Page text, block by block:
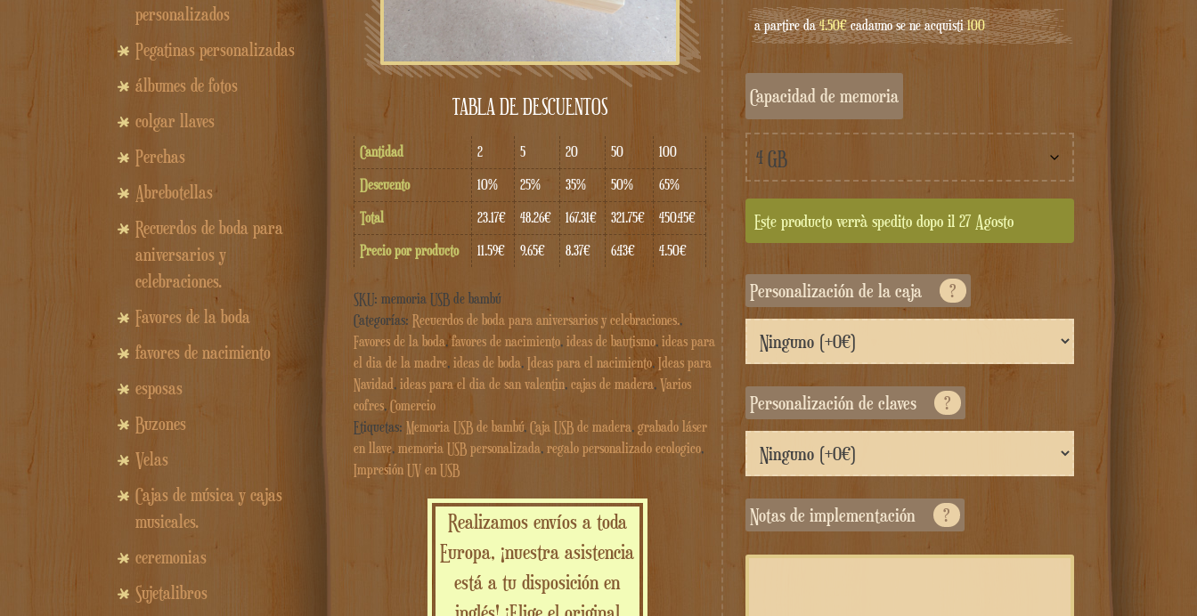
TABLA DE DESCUENTOS
Cantidad 2 5 20 50
100
Descuento
10% 25% 35% 50%
65%
Total
23.17€ 48.26€ 167.31€ 321.75€
450.45€
Precio por producto
11.59€ 9.65€ 8.37€ 6.43€ 4.50€
SKU: memoria USB de bambú
Categorías: Recuerdos de boda para aniversarios y celebraciones.,
Favores de la boda,favores de nacimiento, ideas de bautismo, ideas para
el dia de la madre, ideas de boda, Ideas para el nacimiento, Ideas para
Navidad, ideas para el dia de san valentin, cajas de madera, Varios
cofres, Comercio
Etiquetas: Memoria USB de bambú, Caja USB de madera, grabado láser
en llave, memoria USB personalizada, regalo personalizado ecologico,
Impresión UV en USB
Realizamos envíos a toda
Europa, ¡nuestra asistencia
está a tu disposición en
a partire da4.50€cadauno se ne acquisti100
capacidad de memoria
Este producto verrà spedito dopo il 27 Agosto
Personalización de la caja ?
Personalización de claves ?
Notas de implementación ?
personalizados
Pegatinas personalizadas
álbumes de fotos
colgar llaves
Perchas
Abrebotellas
Recuerdos de boda para
aniversarios y
celebraciones.
Favores de la boda
favores de nacimiento
esposas
Buzones
Velas
Cajas de música y cajas
musicales.
ceremonias
Sujetalibros